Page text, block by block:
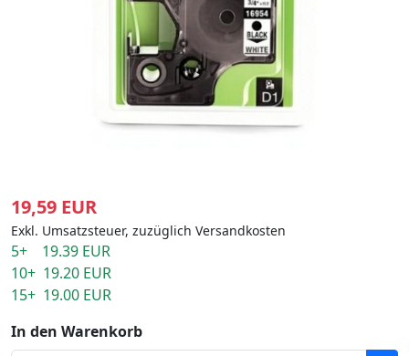
19,59 EUR
Exkl. Umsatzsteuer, zuzüglich Versandkosten
5+ 19.39 EUR
10+ 19.20 EUR
15+ 19.00 EUR
In den Warenkorb